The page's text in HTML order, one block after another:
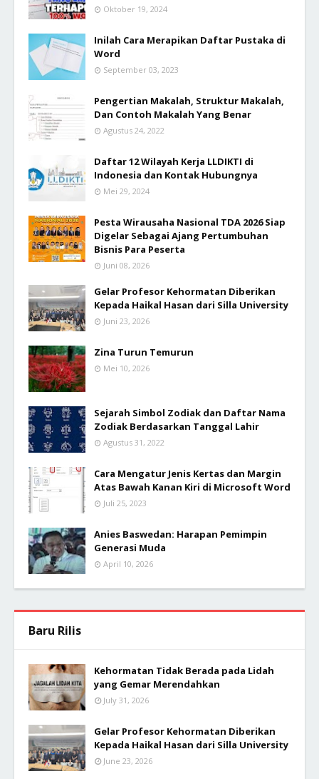
Oktober 19, 2024
Inilah Cara Merapikan Daftar Pustaka di
Word
September 03, 2023
Pengertian Makalah, Struktur Makalah,
Dan Contoh Makalah Yang Benar
Agustus 24, 2022
Daftar 12 Wilayah Kerja LLDIKTI di
Indonesia dan Kontak Hubungnya
Mei 29, 2024
Pesta Wirausaha Nasional TDA 2026 Siap
Digelar Sebagai Ajang Pertumbuhan
Bisnis Para Peserta
Juni 08, 2026
Gelar Profesor Kehormatan Diberikan
Kepada Haikal Hasan dari Silla University
Juni 23, 2026
Zina Turun Temurun
Mei 10, 2026
Sejarah Simbol Zodiak dan Daftar Nama
Zodiak Berdasarkan Tanggal Lahir
Agustus 31, 2022
Cara Mengatur Jenis Kertas dan Margin
Atas Bawah Kanan Kiri di Microsoft Word
Juli 25, 2023
Anies Baswedan: Harapan Pemimpin
Generasi Muda
April 10, 2026
Baru Rilis
Kehormatan Tidak Berada pada Lidah
yang Gemar Merendahkan
July 31, 2026
Gelar Profesor Kehormatan Diberikan
Kepada Haikal Hasan dari Silla University
June 23, 2026